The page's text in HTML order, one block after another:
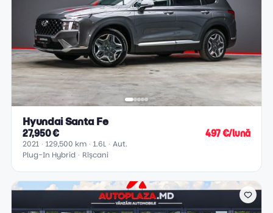
Hyundai Santa Fe
27,950 € 497 €/lună
2021 129,500 km 1.6L
Aut.
Plug-In Hybrid
Rîșcani